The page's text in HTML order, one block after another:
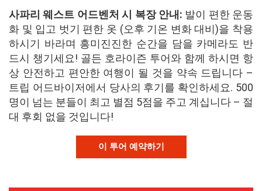
사파리 웨스트 어드벤처 시 복장 안내: 발이 편한 운동
화 및 입고 벗기 편한 옷 (오후 기온 변화 대비)을 착용
하시기 바라며 흥미진진한 순간을 담을 카메라도 반
드시 챙기세요! 골든 호라이즌 투어와 함께 하시면 항
상 안전하고 편안한 여행이 될 것을 약속 드립니다 –
트립 어드바이저에서 당사의 후기를 확인하세요. 500
명이 넘는 분들이 최고 별점 5점을 주고 계십니다 – 절
대 후회 없을 것입니다!
이 투어 예약하기